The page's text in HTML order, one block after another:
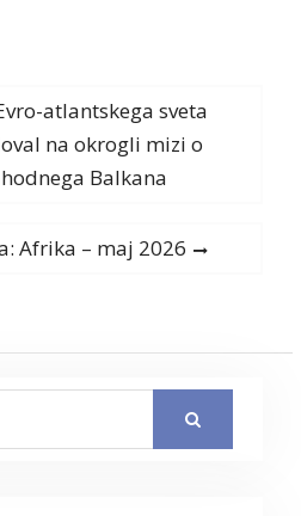
atlantskega sveta
na okrogli mizi o
Balkana
Afrika – maj 2026